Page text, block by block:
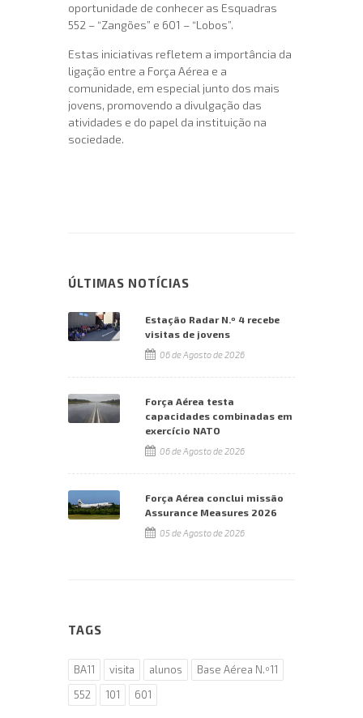
oportunidade de conhecer as Esquadras
552 – “Zangões” e 601 – “Lobos”.
Estas iniciativas refletem a importância da
ligação entre a Força Aérea e a
comunidade, em especial junto dos mais
jovens, promovendo a divulgação das
atividades e do papel da instituição na
sociedade.
ÚLTIMAS NOTÍCIAS
Estação Radar N.º 4 recebe
visitas de jovens
06 de Agosto de 2026
Força Aérea testa
capacidades combinadas em
exercício NATO
06 de Agosto de 2026
Força Aérea conclui missão
Assurance Measures 2026
05 de Agosto de 2026
TAGS
BA11 visita alunos
Base Aérea N.º11
552
101 601